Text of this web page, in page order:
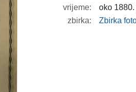
vrijeme:
oko 1880.
zbirka:
Zbirka